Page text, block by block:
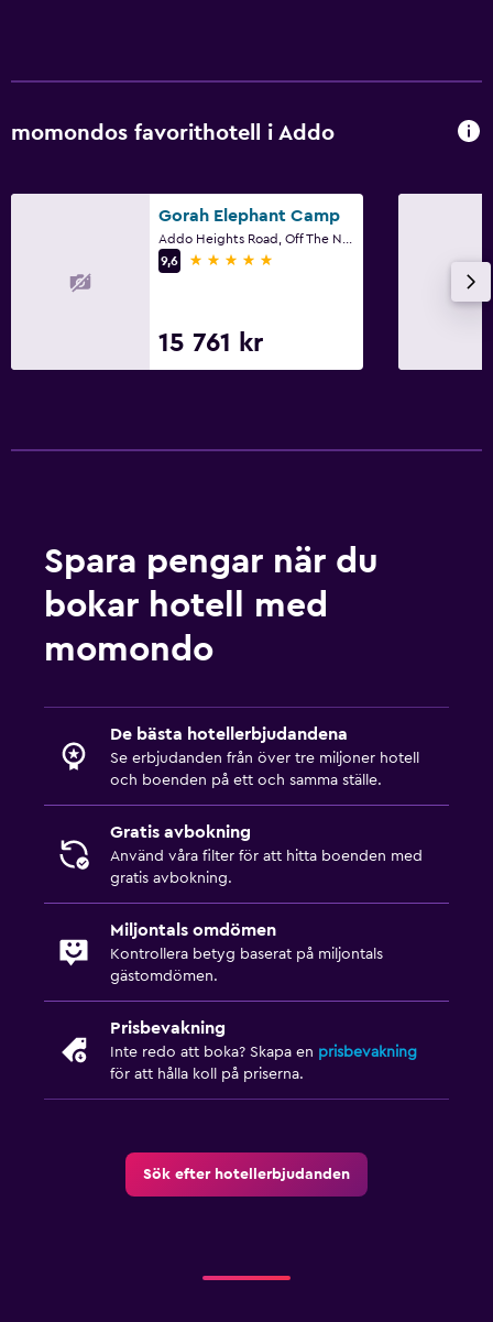
momondos favorithotell i Addo
Gorah Elephant Camp
9,6
5 stjärnor
15 761 kr
Spara pengar när du
bokar hotell med
momondo
De bästa hotellerbjudandena
Se erbjudanden från över tre miljoner hotell
och boenden på ett och samma ställe.
Gratis avbokning
Använd våra filter för att hitta boenden med
gratis avbokning.
Miljontals omdömen
Kontrollera betyg baserat på miljontals
gästomdömen.
Prisbevakning
Inte redo att boka? Skapa en prisbevakning
för att hålla koll på priserna.
Sök efter hotellerbjudanden